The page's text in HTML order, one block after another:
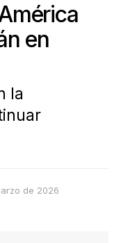
en
la
de 2026